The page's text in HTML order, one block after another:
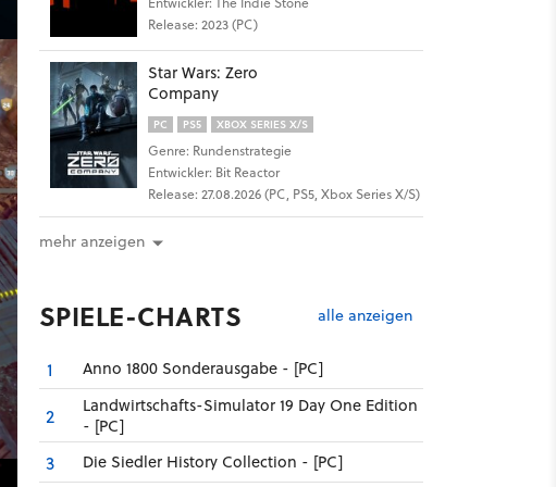
Release: 2023 (PC)
Star Wars: Zero
Company
PC PS5 XBOX SERIES X/S
Genre: Rundenstrategie
Entwickler: Bit Reactor
Release: 27.08.2026 (PC, PS5, Xbox Series X/S)
mehr anzeigen
SPIELE-CHARTS alle anzeigen
1 Anno 1800 Sonderausgabe - [PC]
2
Landwirtschafts-Simulator 19 Day One Edition
- [PC]
3 Die Siedler History Collection - [PC]